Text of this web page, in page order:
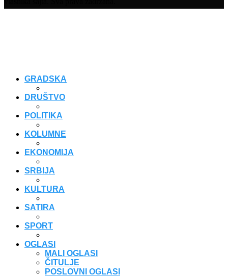
GRADSKA
DRUŠTVO
POLITIKA
KOLUMNE
EKONOMIJA
SRBIJA
KULTURA
SATIRA
SPORT
OGLASI
MALI OGLASI
ČITULJE
POSLOVNI OGLASI